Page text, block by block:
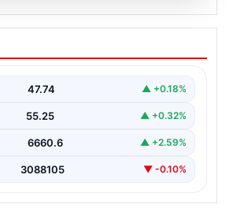
İle Sanal İletişimin Güvenli
Deneyimi
ifade etmektedir. Halen…
47.74 ▲ +0.18%
55.25 ▲ +0.32%
6660.6 ▲ +2.59%
3088105 ▼ -0.10%